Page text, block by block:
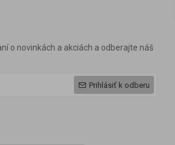
o novinkách a akciách a odberajte náš
Prihlásiť k odberu